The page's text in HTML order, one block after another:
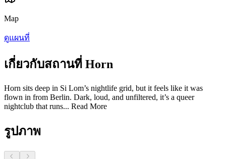
Map
ดูแผนที่
เกี่ยวกับสถานที่ Horn
Horn sits deep in Si Lom’s nightlife grid, but it feels like it was
flown in from Berlin. Dark, loud, and unfiltered, it’s a queer
nightclub that runs... Read More
รูปภาพ